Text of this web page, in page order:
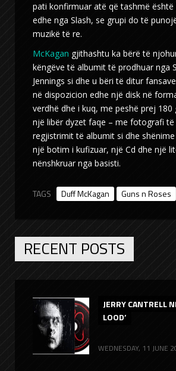
pati konfirmuar atë që tashmë është
edhe nga Slash, se grupi do të
muzikë të re.
McKagan gjithashtu ka bërë të
këngëve të albumit të prodhuar nga
Jennings si dhe u bëri të ditur
në dispozicion edhe një disk në
verdhë dhe i kuq, me peshë prej 180
një libër dyzet faqe – me fotografi
regjistrimit të albumit si dhe
një botim i kufizuar, një Cd dhe një
nënshkruar nga basisti.
TAGS Duff McKagan Guns n Roses
RECENT POSTS
JERRY CANTRELL
LOOD’
WEDNESDAY, 11 JUNE